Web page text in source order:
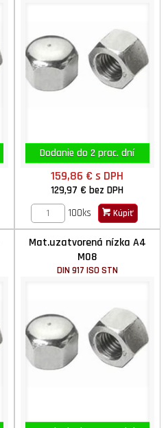
Dodanie do 2 prac. dní
159,86 €s DPH
129,97 €bez DPH
100ks
Kúpiť
Mat.uzatvorená nízka A4
M08
DIN 917 ISO STN